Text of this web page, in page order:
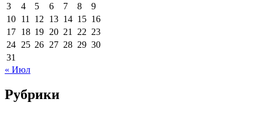
3
4 5 6 7 8
9
10 11 12 13 14 15 16
17 18 19 20 21 22 23
24 25 26 27 28 29 30
31
« Июл
Рубрики